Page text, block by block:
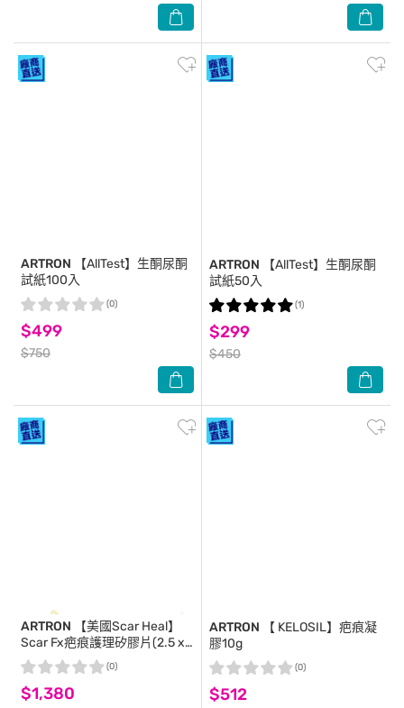
ARTRON 【AllTest】生酮尿酮
試紙100入
$499
$750
(0)
ARTRON 【AllTest】生酮尿酮
試紙50入
$299
$450
(1)
ARTRON 【美國Scar Heal】
Scar Fx疤痕護理矽膠片(2.5 x
55公分)
$1,380
(0)
ARTRON 【 KELOSIL】疤痕凝
膠10g
$512
(0)